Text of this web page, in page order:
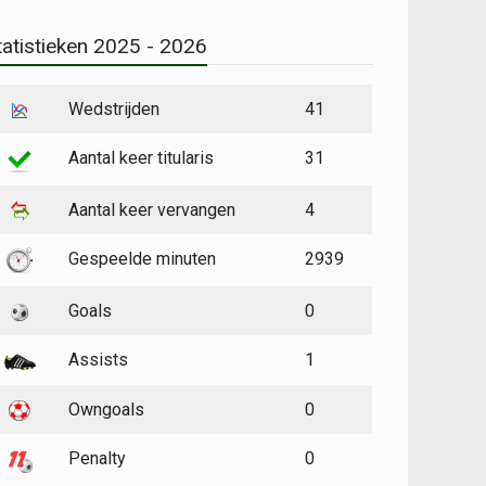
2025 - 2026
Wedstrijden 41
Aantal keer titularis 31
Aantal keer vervangen 4
Gespeelde minuten 2939
Goals 0
Assists 1
Owngoals 0
Penalty 0